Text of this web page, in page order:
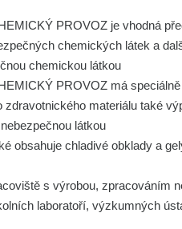
PROVOZ je vhodná
chemických látek a
chemickou látkou
PROVOZ má
materiálu také
látkou
obsahuje chladivé obklady a
s výrobou, zpracováním
laboratoří, výzkumných